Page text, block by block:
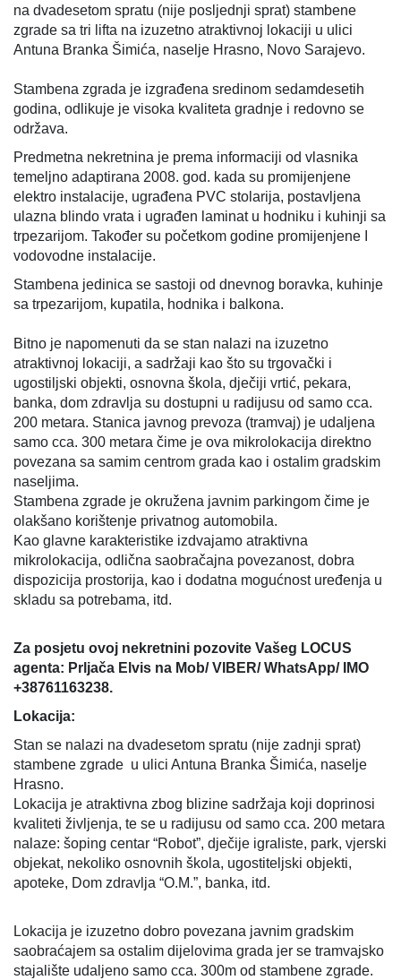
na dvadesetom spratu (nije posljednji sprat) stambene
zgrade sa tri lifta na izuzetno atraktivnoj lokaciji u ulici
Antuna Branka Šimića, naselje Hrasno, Novo Sarajevo.
Stambena zgrada je izgrađena sredinom sedamdesetih
godina, odlikuje je visoka kvaliteta gradnje i redovno se
održava.
Predmetna nekretnina je prema informaciji od vlasnika
temeljno adaptirana 2008. god. kada su promijenjene
elektro instalacije, ugrađena PVC stolarija, postavljena
ulazna blindo vrata i ugrađen laminat u hodniku i kuhinji sa
trpezarijom. Također su početkom godine promijenjene I
vodovodne instalacije.
Stambena jedinica se sastoji od dnevnog boravka, kuhinje
sa trpezarijom, kupatila, hodnika i balkona.
Bitno je napomenuti da se stan nalazi na izuzetno
atraktivnoj lokaciji, a sadržaji kao što su trgovački i
ugostiljski objekti, osnovna škola, dječiji vrtić, pekara,
banka, dom zdravlja su dostupni u radijusu od samo cca.
200 metara. Stanica javnog prevoza (tramvaj) je udaljena
samo cca. 300 metara čime je ova mikrolokacija direktno
povezana sa samim centrom grada kao i ostalim gradskim
naseljima.
Stambena zgrade je okružena javnim parkingom čime je
olakšano korištenje privatnog automobila.
Kao glavne karakteristike izdvajamo atraktivna
mikrolokacija, odlična saobračajna povezanost, dobra
dispozicija prostorija, kao i dodatna mogućnost uređenja u
skladu sa potrebama, itd.
Za posjetu ovoj nekretnini pozovite Vašeg LOCUS
agenta: Prljača Elvis na Mob/ VIBER/ WhatsApp/ IMO
+38761163238.
Lokacija:
Stan se nalazi na dvadesetom spratu (nije zadnji sprat)
stambene zgrade u ulici Antuna Branka Šimića, naselje
Hrasno.
Lokacija je atraktivna zbog blizine sadržaja koji doprinosi
kvaliteti življenja, te se u radijusu od samo cca. 200 metara
nalaze: šoping centar “Robot”, dječije igraliste, park, vjerski
objekat, nekoliko osnovnih škola, ugostiteljski objekti,
apoteke, Dom zdravlja “O.M.”, banka, itd.
Lokacija je izuzetno dobro povezana javnim gradskim
saobraćajem sa ostalim dijelovima grada jer se tramvajsko
stajalište udaljeno samo cca. 300m od stambene zgrade.